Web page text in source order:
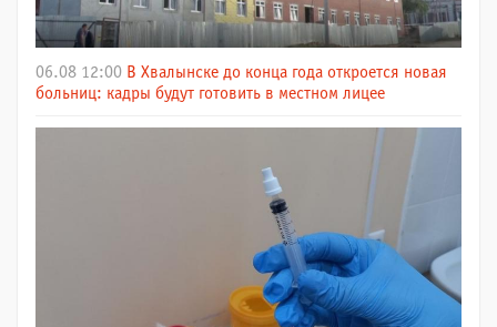
06.08 12:00 В Хвалынске до конца года откроется новая
больниц: кадры будут готовить в местном лицее